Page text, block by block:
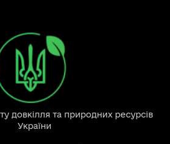
довкілля та природних ресурсів
України